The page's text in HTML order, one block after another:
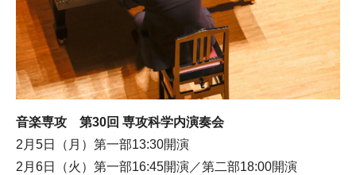
音楽専攻 第30回 専攻科学内演奏会
2月5日（月）第一部13:30開演
2月6日（火）第一部16:45開演／第二部18:00開演